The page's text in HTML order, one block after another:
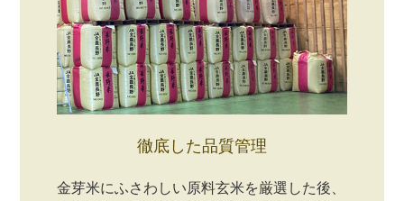
徹底した品質管理
金芽米にふさわしい原料玄米を厳選した後、